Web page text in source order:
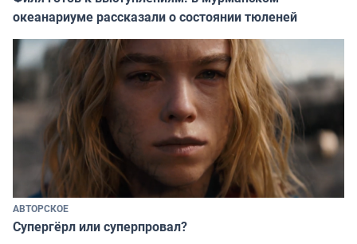
океанариуме рассказали о состоянии тюленей
АВТОРСКОЕ
Супергёрл или суперпровал?